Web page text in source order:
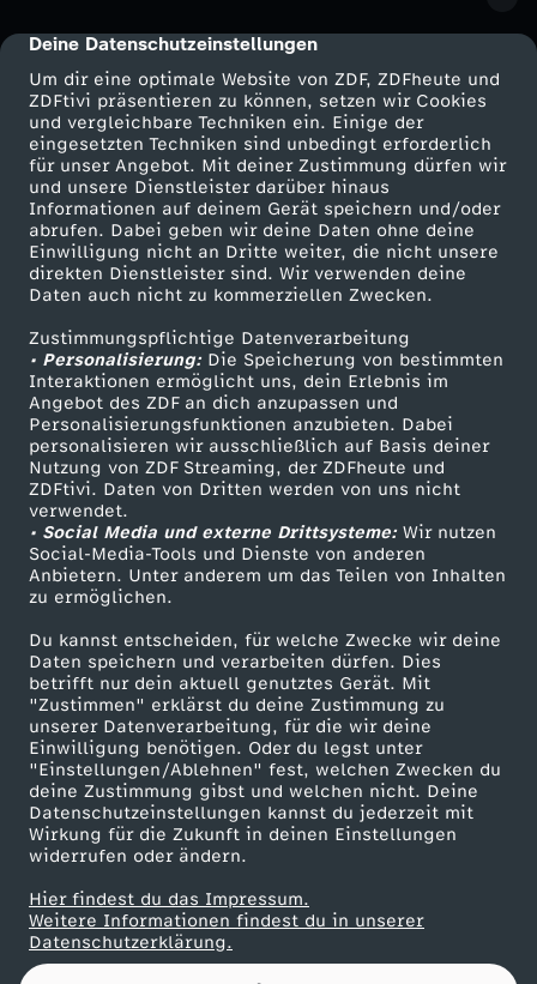
cmp-dialog-description
Deine Datenschutzeinstellungen
Um dir eine optimale Website von ZDF, ZDFheute und
ZDFtivi präsentieren zu können, setzen wir Cookies
und vergleichbare Techniken ein. Einige der
eingesetzten Techniken sind unbedingt erforderlich
für unser Angebot. Mit deiner Zustimmung dürfen wir
und unsere Dienstleister darüber hinaus
Informationen auf deinem Gerät speichern und/oder
abrufen. Dabei geben wir deine Daten ohne deine
Einwilligung nicht an Dritte weiter, die nicht unsere
direkten Dienstleister sind. Wir verwenden deine
Daten auch nicht zu kommerziellen Zwecken.
Zustimmungspflichtige Datenverarbeitung
• Personalisierung:Die Speicherung von bestimmten
Interaktionen ermöglicht uns, dein Erlebnis im
Angebot des ZDF an dich anzupassen und
Personalisierungsfunktionen anzubieten. Dabei
personalisieren wir ausschließlich auf Basis deiner
Nutzung von ZDF Streaming, der ZDFheute und
ZDFtivi. Daten von Dritten werden von uns nicht
verwendet.
• Social Media und externe Drittsysteme:Wir nutzen
Social-Media-Tools und Dienste von anderen
Anbietern. Unter anderem um das Teilen von Inhalten
zu ermöglichen.
Du kannst entscheiden, für welche Zwecke wir deine
Daten speichern und verarbeiten dürfen. Dies
betrifft nur dein aktuell genutztes Gerät. Mit
"Zustimmen" erklärst du deine Zustimmung zu
unserer Datenverarbeitung, für die wir deine
Einwilligung benötigen. Oder du legst unter
"Einstellungen/Ablehnen" fest, welchen Zwecken du
deine Zustimmung gibst und welchen nicht. Deine
Datenschutzeinstellungen kannst du jederzeit mit
Wirkung für die Zukunft in deinen Einstellungen
widerrufen oder ändern.
Hier findest du das Impressum.
Weitere Informationen findest du in unserer
Datenschutzerklärung.
s
-
W
i
e
s
e
n
Mehr ZDF
ZDF-Apps
Smart TV
ZDFtext
Livestreams
Sendungen A-Z
TV-Programm
Service
ZDFmitreden
Kontakt zum ZDF
Tickets
Zuschauerservice
Hilfe
ZDF Unternehmen
Karriere
ZDF goes Schule
Werbefernsehen
Mainzelmännchen
Partner